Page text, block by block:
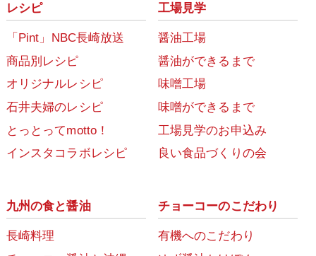
レシピ
「Pint」NBC長崎放送
商品別レシピ
オリジナルレシピ
石井夫婦のレシピ
とっとってmotto！
インスタコラボレシピ
工場見学
醤油工場
醤油ができるまで
味噌工場
味噌ができるまで
工場見学のお申込み
良い食品づくりの会
九州の食と醤油
長崎料理
チョーコーのこだわり
有機へのこだわり